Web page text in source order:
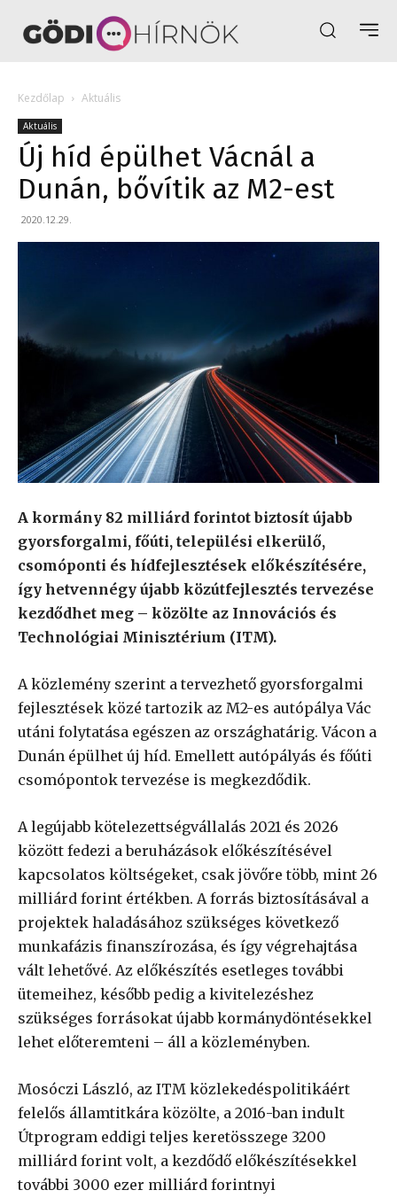
Kezdőlap Aktuális
Aktuális
Új híd épülhet Vácnál a
Dunán, bővítik az M2-est
2020.12.29.
A kormány 82 milliárd forintot biztosít újabb
gyorsforgalmi, főúti, települési elkerülő,
csomóponti és hídfejlesztések előkészítésére,
így hetvennégy újabb közútfejlesztés tervezése
kezdődhet meg – közölte az Innovációs és
Technológiai Minisztérium (ITM).
A közlemény szerint a tervezhető gyorsforgalmi
fejlesztések közé tartozik az M2-es autópálya Vác
utáni folytatása egészen az országhatárig. Vácon a
Dunán épülhet új híd. Emellett autópályás és főúti
csomópontok tervezése is megkezdődik.
A legújabb kötelezettségvállalás 2021 és 2026
között fedezi a beruházások előkészítésével
kapcsolatos költségeket, csak jövőre több, mint 26
milliárd forint értékben. A forrás biztosításával a
projektek haladásához szükséges következő
munkafázis finanszírozása, és így végrehajtása
vált lehetővé. Az előkészítés esetleges további
ütemeihez, később pedig a kivitelezéshez
szükséges forrásokat újabb kormánydöntésekkel
lehet előteremteni – áll a közleményben.
Mosóczi László, az ITM közlekedéspolitikáért
felelős államtitkára közölte, a 2016-ban indult
Útprogram eddigi teljes keretösszege 3200
milliárd forint volt, a kezdődő előkészítésekkel
további 3000 ezer milliárd forintnyi